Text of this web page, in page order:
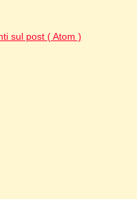
sul post ( Atom )